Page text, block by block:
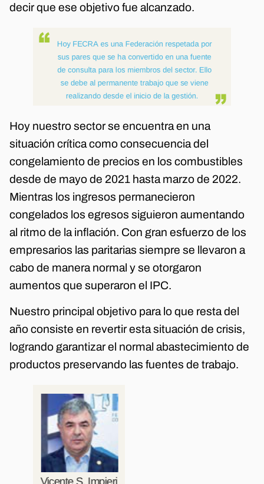
decir que ese objetivo fue alcanzado.
Hoy nuestro sector se encuentra en una
situación crítica como consecuencia del
congelamiento de precios en los combustibles
desde de mayo de 2021 hasta marzo de 2022.
Mientras los ingresos permanecieron
congelados los egresos siguieron aumentando
al ritmo de la inflación. Con gran esfuerzo de los
empresarios las paritarias siempre se llevaron a
cabo de manera normal y se otorgaron
aumentos que superaron el IPC.
Nuestro principal objetivo para lo que resta del
año consiste en revertir esta situación de crisis,
logrando garantizar el normal abastecimiento de
productos preservando las fuentes de trabajo.